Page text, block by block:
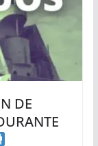
DE